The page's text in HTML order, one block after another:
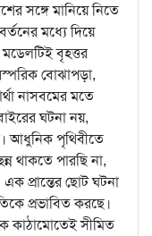
সঙ্গে মানিয়ে নিতে
মধ্যে দিয়ে
বৃহত্তর
বোঝাপড়া,
নাসবমের মতে
ঘটনা নয়,
আধুনিক পৃথিবীতে
থাকতে পারছি না,
প্রান্তের ছোট ঘটনা
প্রভাবিত করছে।
কাঠামোতেই সীমিত